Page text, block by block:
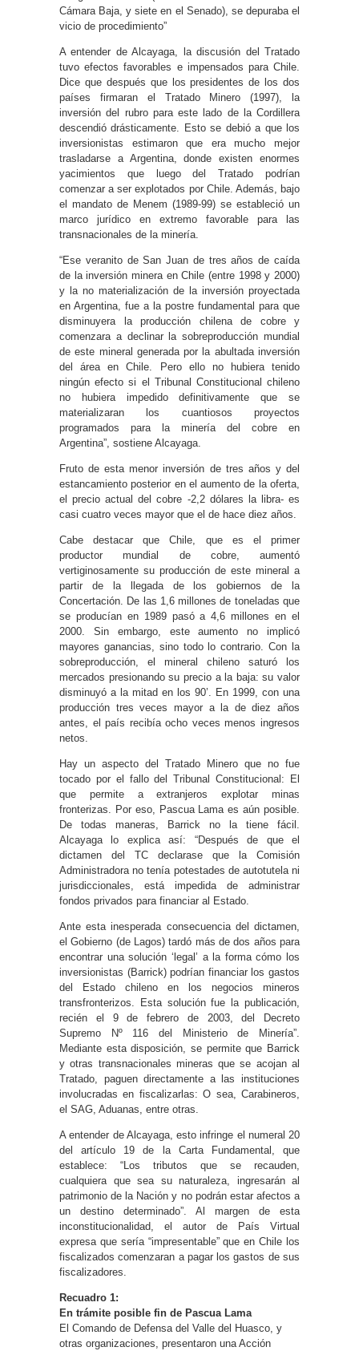
Cámara Baja, y siete en el Senado), se depuraba el
vicio de procedimiento”
A entender de Alcayaga, la discusión del Tratado
tuvo efectos favorables e impensados para Chile.
Dice que después que los presidentes de los dos
países firmaran el Tratado Minero (1997), la
inversión del rubro para este lado de la Cordillera
descendió drásticamente. Esto se debió a que los
inversionistas estimaron que era mucho mejor
trasladarse a Argentina, donde existen enormes
yacimientos que luego del Tratado podrían
comenzar a ser explotados por Chile. Además, bajo
el mandato de Menem (1989-99) se estableció un
marco jurídico en extremo favorable para las
transnacionales de la minería.
“Ese veranito de San Juan de tres años de caída
de la inversión minera en Chile (entre 1998 y 2000)
y la no materialización de la inversión proyectada
en Argentina, fue a la postre fundamental para que
disminuyera la producción chilena de cobre y
comenzara a declinar la sobreproducción mundial
de este mineral generada por la abultada inversión
del área en Chile. Pero ello no hubiera tenido
ningún efecto si el Tribunal Constitucional chileno
no hubiera impedido definitivamente que se
materializaran los cuantiosos proyectos
programados para la minería del cobre en
Argentina”, sostiene Alcayaga.
Fruto de esta menor inversión de tres años y del
estancamiento posterior en el aumento de la oferta,
el precio actual del cobre -2,2 dólares la libra- es
casi cuatro veces mayor que el de hace diez años.
Cabe destacar que Chile, que es el primer
productor mundial de cobre, aumentó
vertiginosamente su producción de este mineral a
partir de la llegada de los gobiernos de la
Concertación. De las 1,6 millones de toneladas que
se producían en 1989 pasó a 4,6 millones en el
2000. Sin embargo, este aumento no implicó
mayores ganancias, sino todo lo contrario. Con la
sobreproducción, el mineral chileno saturó los
mercados presionando su precio a la baja: su valor
disminuyó a la mitad en los 90’. En 1999, con una
producción tres veces mayor a la de diez años
antes, el país recibía ocho veces menos ingresos
netos.
Hay un aspecto del Tratado Minero que no fue
tocado por el fallo del Tribunal Constitucional: El
que permite a extranjeros explotar minas
fronterizas. Por eso, Pascua Lama es aún posible.
De todas maneras, Barrick no la tiene fácil.
Alcayaga lo explica así: “Después de que el
dictamen del TC declarase que la Comisión
Administradora no tenía potestades de autotutela ni
jurisdiccionales, está impedida de administrar
fondos privados para financiar al Estado.
Ante esta inesperada consecuencia del dictamen,
el Gobierno (de Lagos) tardó más de dos años para
encontrar una solución ‘legal’ a la forma cómo los
inversionistas (Barrick) podrían financiar los gastos
del Estado chileno en los negocios mineros
transfronterizos. Esta solución fue la publicación,
recién el 9 de febrero de 2003, del Decreto
Supremo Nº 116 del Ministerio de Minería”.
Mediante esta disposición, se permite que Barrick
y otras transnacionales mineras que se acojan al
Tratado, paguen directamente a las instituciones
involucradas en fiscalizarlas: O sea, Carabineros,
el SAG, Aduanas, entre otras.
A entender de Alcayaga, esto infringe el numeral 20
del artículo 19 de la Carta Fundamental, que
establece: “Los tributos que se recauden,
cualquiera que sea su naturaleza, ingresarán al
patrimonio de la Nación y no podrán estar afectos a
un destino determinado”. Al margen de esta
inconstitucionalidad, el autor de País Virtual
expresa que sería “impresentable” que en Chile los
fiscalizados comenzaran a pagar los gastos de sus
fiscalizadores.
Recuadro 1:
En trámite posible fin de Pascua Lama
El Comando de Defensa del Valle del Huasco, y
otras organizaciones, presentaron una Acción